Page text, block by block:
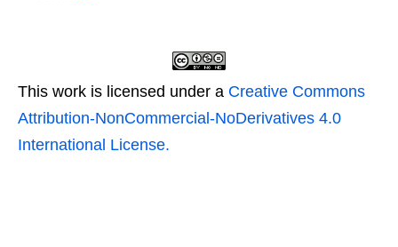
This work is licensed under a Creative Commons
Attribution-NonCommercial-NoDerivatives 4.0
International License.